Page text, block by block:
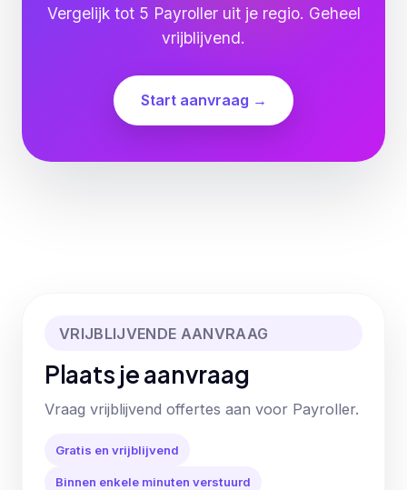
Vergelijk tot 5 Payroller uit je regio. Geheel
vrijblijvend.
Start aanvraag →
VRIJBLIJVENDE AANVRAAG
Plaats je aanvraag
Vraag vrijblijvend offertes aan voor Payroller.
Gratis en vrijblijvend
Binnen enkele minuten verstuurd